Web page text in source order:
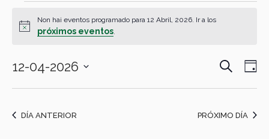
eventos
for
12
Abril,
2026
Notice
Non hai eventos programado para 12 Abril, 2026. Ir a los
próximos eventos
de
de
12-04-2026
DÍA ANTERIOR PRÓXIMO DÍA